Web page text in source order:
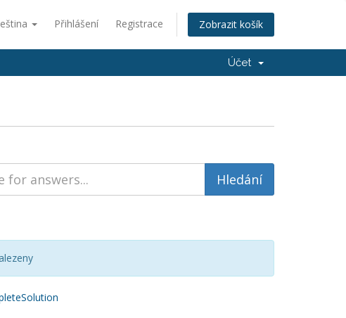
Přihlášení Registrace Zobrazit košík
Účet